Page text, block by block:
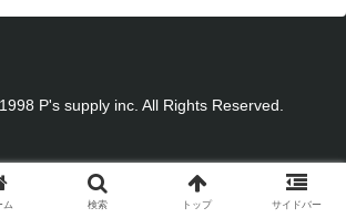
P's supply inc. All Rights Reserved.
ム 検索 トップ サイドバー